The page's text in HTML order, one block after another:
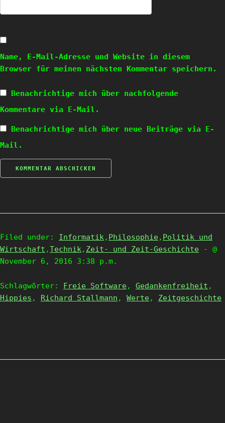
Name, E-Mail-Adresse und Website in diesem
Browser für meinen nächsten Kommentar speichern.
Benachrichtige mich über nachfolgende
Kommentare via E-Mail.
Benachrichtige mich über neue Beiträge via E-
Mail.
Filed under: Informatik, Philosophie, Politik und
Wirtschaft ,Technik, Zeit- und Zeit-Geschichte
- @
November 6, 2016 3:38 p.m.
Schlagwörter: Freie Software, Gedankenfreiheit ,
Hippies , Richard Stallmann , Werte, Zeitgeschichte